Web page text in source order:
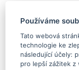
Používáme
Tato webová
technologie ke
následující účely:
pro lepší zážitek z